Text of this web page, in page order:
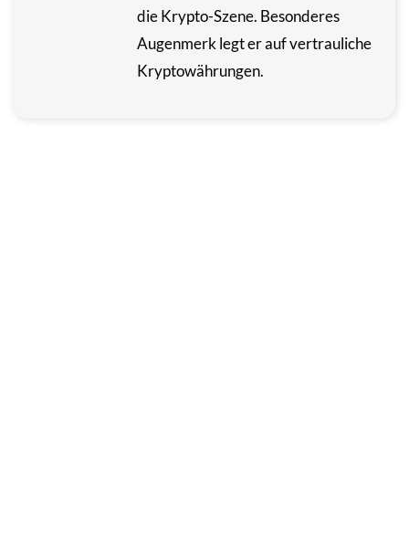
die Krypto-Szene. Besonderes
Augenmerk legt er auf vertrauliche
Kryptowährungen.